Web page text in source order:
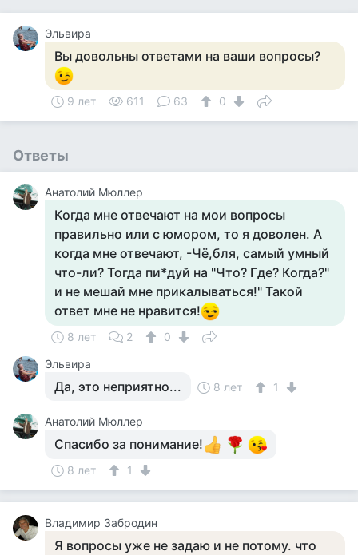
Эльвира
Вы довольны ответами на ваши вопросы?
9 лет 611 63 0
Ответы
Анатолий Мюллер
Когда мне отвечают на мои вопросы
правильно или с юмором, то я доволен. А
когда мне отвечают, -Чё,бля, самый умный
что-ли? Тогда пи*дуй на "Что? Где? Когда?"
и не мешай мне прикалываться!" Такой
ответ мне не нравится!
8 лет 2
0
Эльвира
Да, это неприятно... 8 лет 1
Анатолий Мюллер
Спасибо за понимание!
8 лет 1
Владимир Забродин
Я вопросы уже не задаю и не потому. что